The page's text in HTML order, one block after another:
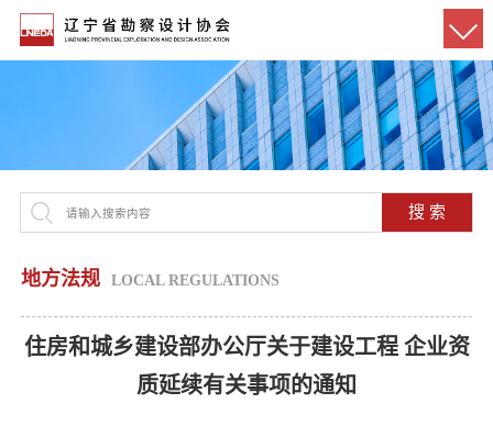
搜 索
地方法规 LOCAL REGULATIONS
住房和城乡建设部办公厅关于建设工程 企业资
质延续有关事项的通知